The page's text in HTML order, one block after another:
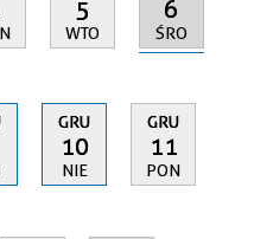
5
WTO
6
ŚRO
GRU
10
NIE
GRU
11
PON